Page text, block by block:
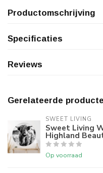
Productomschrijving
Specificaties
Reviews
Gerelateerde
SWEET LIVING
Sweet Living
Highland
Op voorraad